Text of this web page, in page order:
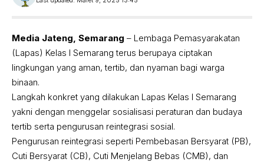
Media Jateng, Semarang – Lembaga Pemasyarakatan
(Lapas) Kelas I Semarang terus berupaya ciptakan
lingkungan yang aman, tertib, dan nyaman bagi warga
binaan.
Langkah konkret yang dilakukan Lapas Kelas I Semarang
yakni dengan menggelar sosialisasi peraturan dan budaya
tertib serta pengurusan reintegrasi sosial.
Pengurusan reintegrasi seperti Pembebasan Bersyarat (PB),
Cuti Bersyarat (CB), Cuti Menjelang Bebas (CMB), dan